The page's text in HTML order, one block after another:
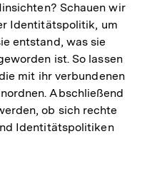
Schauen wir
Identitätspolitik, um
entstand, was sie
ist. So lassen
mit ihr verbundenen
Abschließend
ob sich rechte
Identitätspolitiken